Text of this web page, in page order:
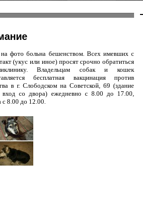
фото больна бешенством. Всех имевших с
(укус или иное) просят срочно обратиться
Владельцам собак и кошек
бесплатная вакцинация против
в г. Слободском на Советской, 69 (здание
со двора) ежедневно с 8.00 до 17.00,
с 8.00 до 12.00.